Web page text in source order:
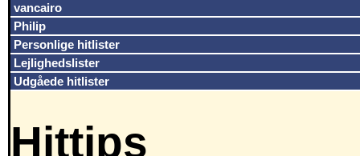
vancairo
Philip
Personlige hitlister
Lejlighedslister
Udgåede hitlister
Hittips